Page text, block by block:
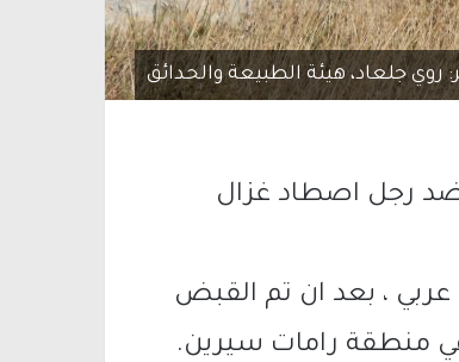
جلعاد، هيئة الطبيعة والحدائق
الأيام ضد رجل اصطاد غزال
، بعد ان تم القبض
في منطقة رامات سيرين.